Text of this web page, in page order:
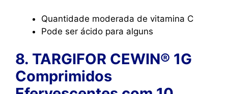
Quantidade moderada de vitamina C
Pode ser ácido para alguns
8. TARGIFOR CEWIN® 1G
Comprimidos